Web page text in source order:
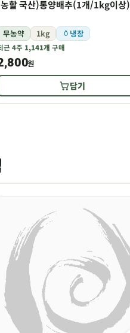
할 국산)통양배추(1개/1kg이상)
무농약 1kg 냉장
근 4주 1,141개 구매
원
담기